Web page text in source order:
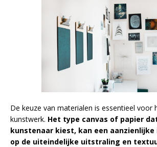
De keuze van materialen is essentieel voor
kunstwerk. Het type canvas of papier
kunstenaar kiest, kan een
op de uiteindelijke uitstraling en